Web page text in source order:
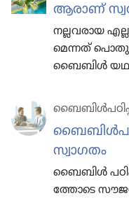
ആരാണ്‌
നല്ലവരായ
മെ​ന്നത്‌
ബൈബിൾ
സ്വാഗതം
ബൈബിൾ
ത്തോ​ടെ